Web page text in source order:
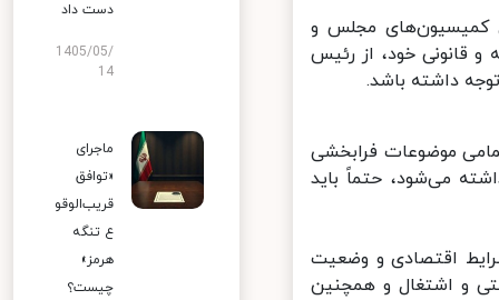
مجلس و
قانونی خود، از رئیس
داشته باشد.
موضوعات فرابخشی
می‌شود، حتماً باید
اقتصادی و وضعیت
و اشتغال و همچنین
دست داد
1405/05/
14
ماجرای
«توافق
قریب‌الوقو
ع تنگه
هرمز»
چیست؟